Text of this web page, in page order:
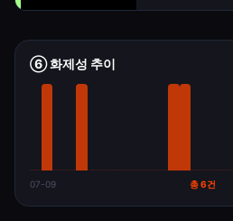
예스24 라이
갈증 같은 사
⑥ 화제성 추이
07-09 총6건